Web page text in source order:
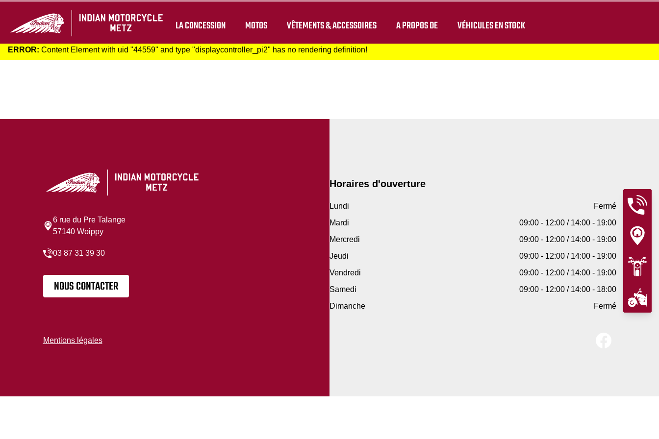
LA CONCESSION MOTOS VÊTEMENTS & ACCESSOIRES A PROPOS DE VÉHICULES EN STOCK
ERROR: Content Element with uid "44559" and type "displaycontroller_pi2" has no rendering definition!
6 rue du Pre Talange
57140 Woippy
03 87 31 39 30
NOUS CONTACTER
Horaires d'ouverture
Lundi
Fermé
Mardi
09:00 - 12:00 / 14:00 - 19:00
Mercredi
09:00 - 12:00 / 14:00 - 19:00
Jeudi
09:00 - 12:00 / 14:00 - 19:00
Vendredi
09:00 - 12:00 / 14:00 - 19:00
Samedi
09:00 - 12:00 / 14:00 - 18:00
Dimanche
Fermé
Mentions légales